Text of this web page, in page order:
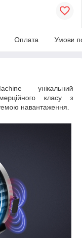
Оплата Умови
— унікальний
класу з
навантаження.